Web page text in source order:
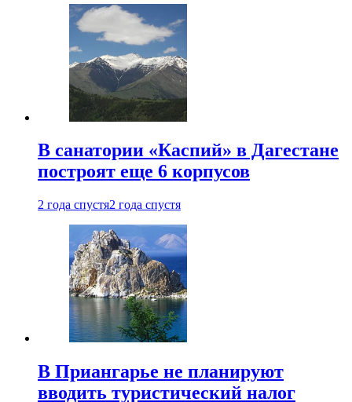
В санатории «Каспий» в Дагестане
построят еще 6 корпусов
2 года спустя2 года спустя
В Приангарье не планируют
вводить туристический налог